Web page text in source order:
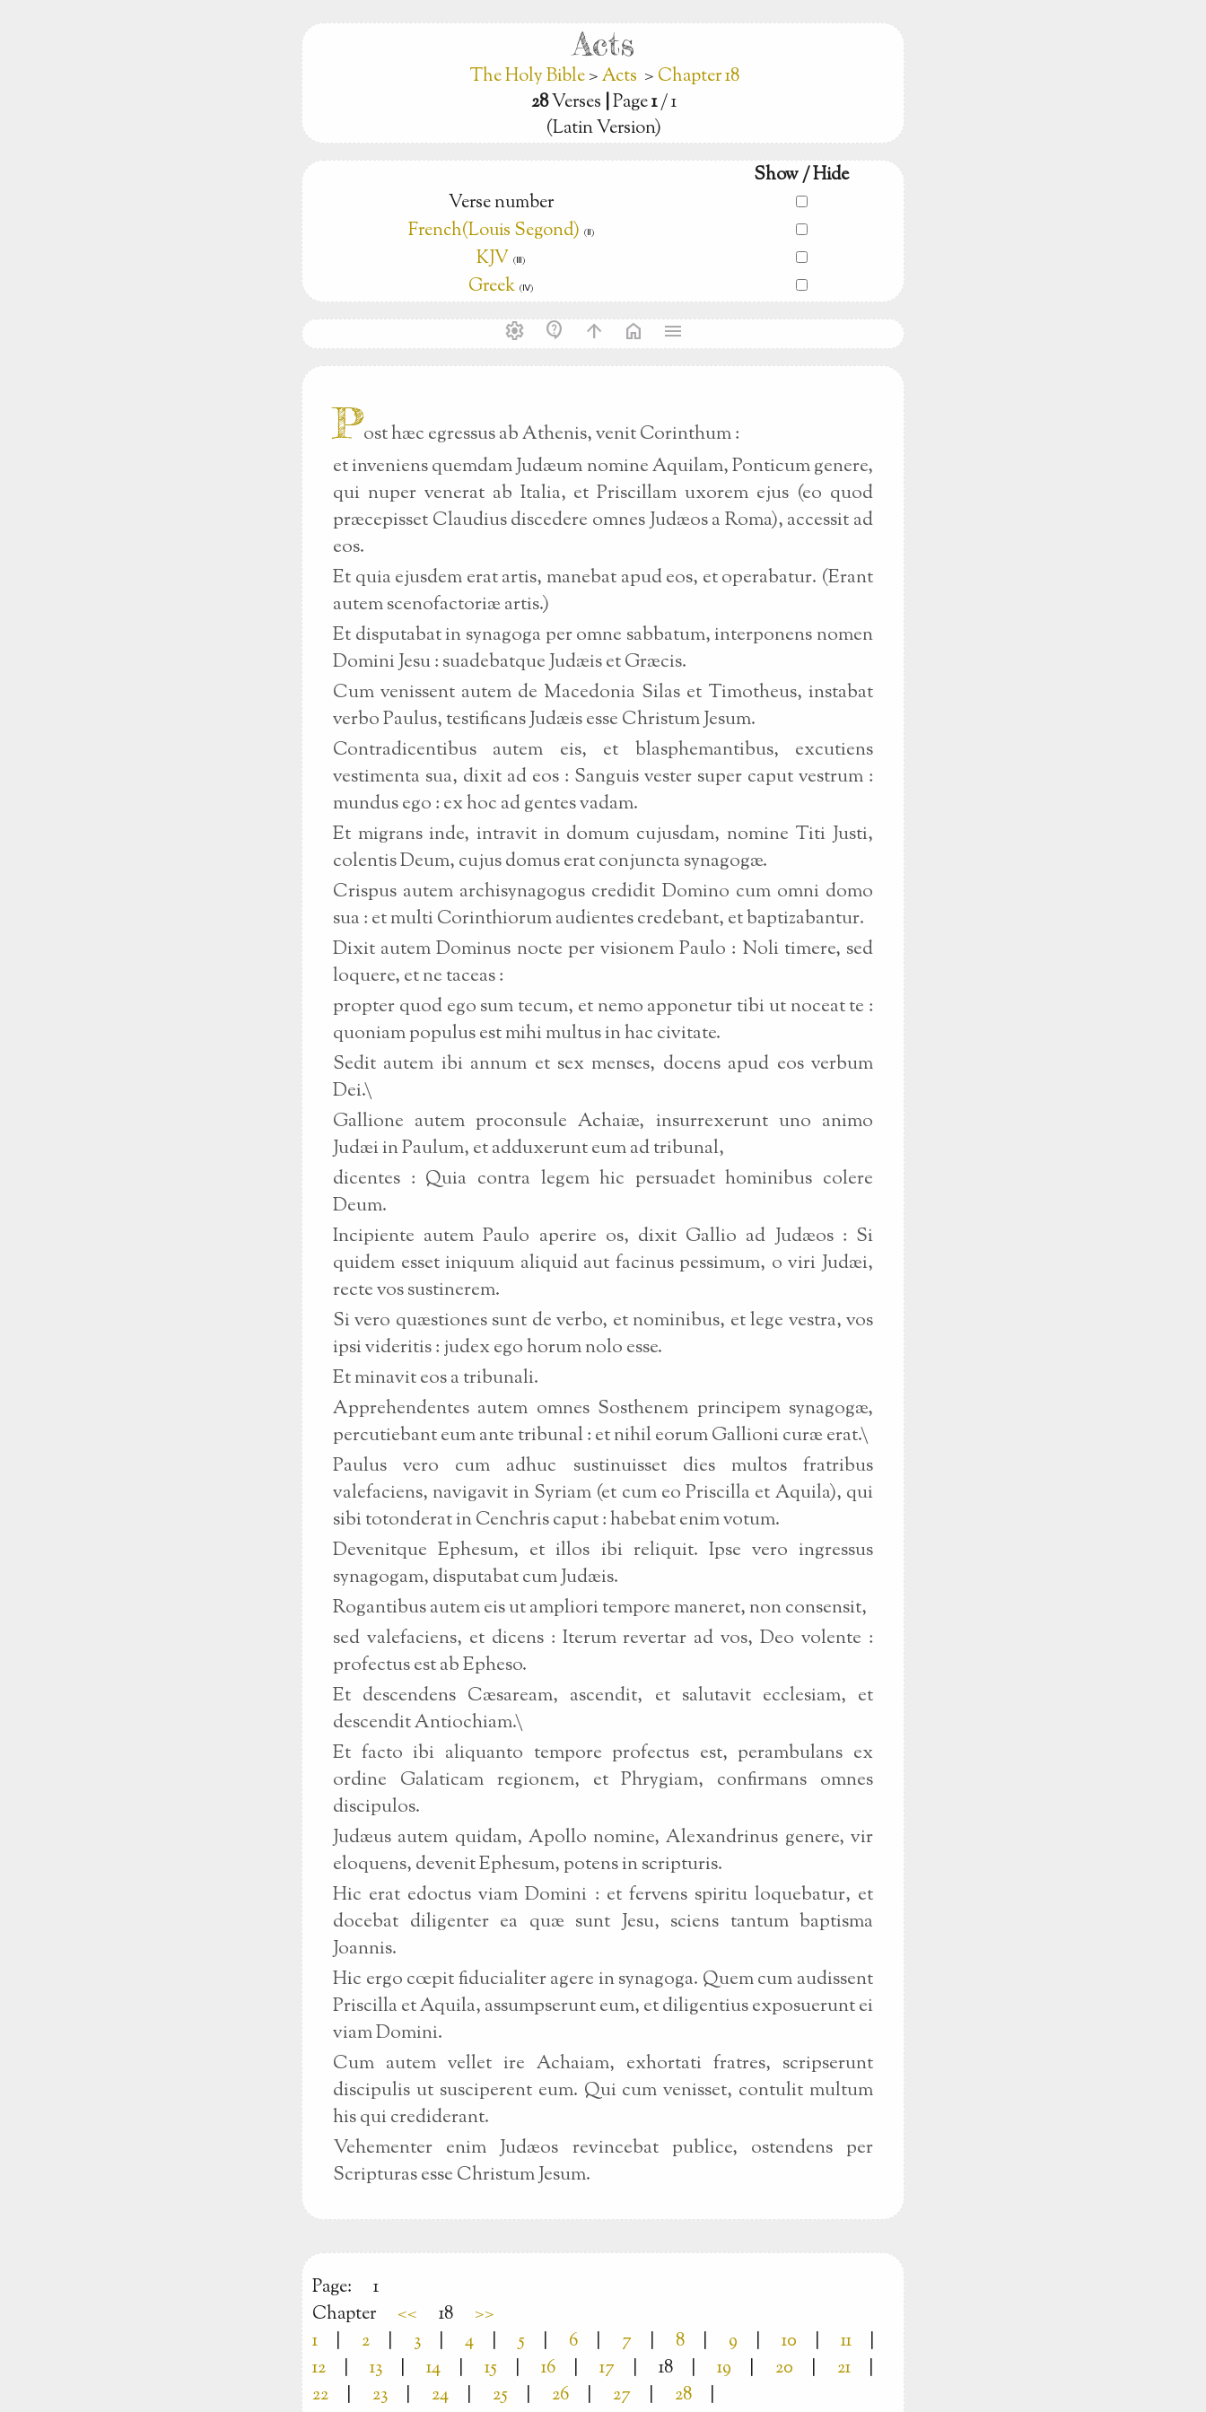
Acts
The Holy Bible>Acts > Chapter 18
28Verses |Page1/ 1
(Latin Version)
Show / Hide
Verse number
French(Louis Segond) (Ⅱ)
KJV (Ⅲ)
Greek (Ⅳ)
settings contact_support arrow_upward home menu
Post hæc egressus ab Athenis, venit Corinthum :
et inveniens quemdam Judæum nomine Aquilam, Ponticum genere,
qui nuper venerat ab Italia, et Priscillam uxorem ejus (eo quod
præcepisset Claudius discedere omnes Judæos a Roma), accessit ad
eos.
Et quia ejusdem erat artis, manebat apud eos, et operabatur. (Erant
autem scenofactoriæ artis.)
Et disputabat in synagoga per omne sabbatum, interponens nomen
Domini Jesu : suadebatque Judæis et Græcis.
Cum venissent autem de Macedonia Silas et Timotheus, instabat
verbo Paulus, testificans Judæis esse Christum Jesum.
Contradicentibus autem eis, et blasphemantibus, excutiens
vestimenta sua, dixit ad eos : Sanguis vester super caput vestrum :
mundus ego : ex hoc ad gentes vadam.
Et migrans inde, intravit in domum cujusdam, nomine Titi Justi,
colentis Deum, cujus domus erat conjuncta synagogæ.
Crispus autem archisynagogus credidit Domino cum omni domo
sua : et multi Corinthiorum audientes credebant, et baptizabantur.
Dixit autem Dominus nocte per visionem Paulo : Noli timere, sed
loquere, et ne taceas :
propter quod ego sum tecum, et nemo apponetur tibi ut noceat te :
quoniam populus est mihi multus in hac civitate.
Sedit autem ibi annum et sex menses, docens apud eos verbum
Dei.\
Gallione autem proconsule Achaiæ, insurrexerunt uno animo
Judæi in Paulum, et adduxerunt eum ad tribunal,
dicentes : Quia contra legem hic persuadet hominibus colere
Deum.
Incipiente autem Paulo aperire os, dixit Gallio ad Judæos : Si
quidem esset iniquum aliquid aut facinus pessimum, o viri Judæi,
recte vos sustinerem.
Si vero quæstiones sunt de verbo, et nominibus, et lege vestra, vos
ipsi videritis : judex ego horum nolo esse.
Et minavit eos a tribunali.
Apprehendentes autem omnes Sosthenem principem synagogæ,
percutiebant eum ante tribunal : et nihil eorum Gallioni curæ erat.\
Paulus vero cum adhuc sustinuisset dies multos fratribus
valefaciens, navigavit in Syriam (et cum eo Priscilla et Aquila), qui
sibi totonderat in Cenchris caput : habebat enim votum.
Devenitque Ephesum, et illos ibi reliquit. Ipse vero ingressus
synagogam, disputabat cum Judæis.
Rogantibus autem eis ut ampliori tempore maneret, non consensit,
sed valefaciens, et dicens : Iterum revertar ad vos, Deo volente :
profectus est ab Epheso.
Et descendens Cæsaream, ascendit, et salutavit ecclesiam, et
descendit Antiochiam.\
Et facto ibi aliquanto tempore profectus est, perambulans ex
ordine Galaticam regionem, et Phrygiam, confirmans omnes
discipulos.
Judæus autem quidam, Apollo nomine, Alexandrinus genere, vir
eloquens, devenit Ephesum, potens in scripturis.
Hic erat edoctus viam Domini : et fervens spiritu loquebatur, et
docebat diligenter ea quæ sunt Jesu, sciens tantum baptisma
Joannis.
Hic ergo cœpit fiducialiter agere in synagoga. Quem cum audissent
Priscilla et Aquila, assumpserunt eum, et diligentius exposuerunt ei
viam Domini.
Cum autem vellet ire Achaiam, exhortati fratres, scripserunt
discipulis ut susciperent eum. Qui cum venisset, contulit multum
his qui crediderant.
Vehementer enim Judæos revincebat publice, ostendens per
Scripturas esse Christum Jesum.
Page:
1
Chapter
<< 18
>>
1
| 2 | 3 | 4 | 5 | 6 | 7 | 8 | 9 | 10 | 11
|
12
| 13 | 14 | 15 | 16 | 17 | 18 | 19 | 20 | 21
|
22
| 23 | 24 | 25 | 26 | 27 | 28
|